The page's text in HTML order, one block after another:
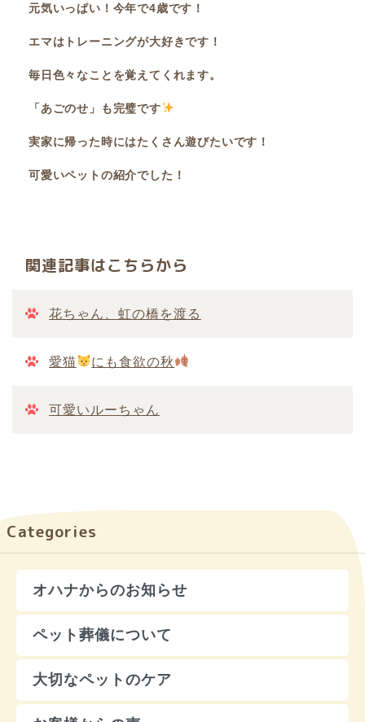
元気いっぱい！今年で4歳です！
エマはトレーニングが大好きです！
毎日色々なことを覚えてくれます。
「あごのせ」も完璧です
実家に帰った時にはたくさん遊びたいです！
可愛いペットの紹介でした！
関連記事はこちらから
花ちゃん、虹の橋を渡る
愛猫 にも食欲の秋
可愛いルーちゃん
Categories
オハナからのお知らせ
ペット葬儀について
大切なペットのケア